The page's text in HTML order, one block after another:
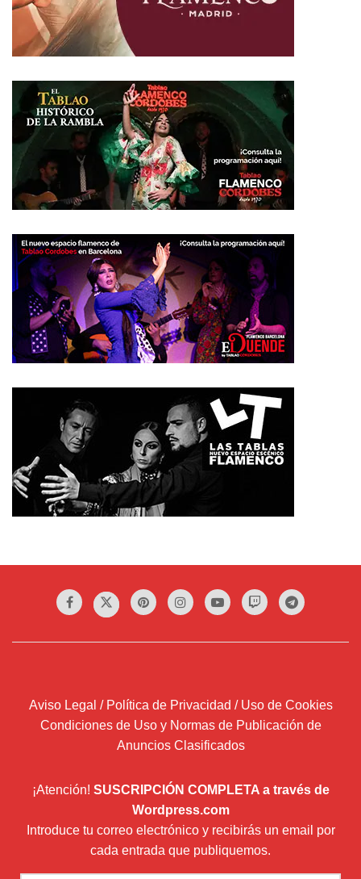
Aviso Legal / Política de Privacidad / Uso de Cookies
Condiciones de Uso y Normas de Publicación de
Anuncios Clasificados
¡Atención! SUSCRIPCIÓN COMPLETA a través de
Wordpress.com
Introduce tu correo electrónico y recibirás un email por
cada entrada que publiquemos.